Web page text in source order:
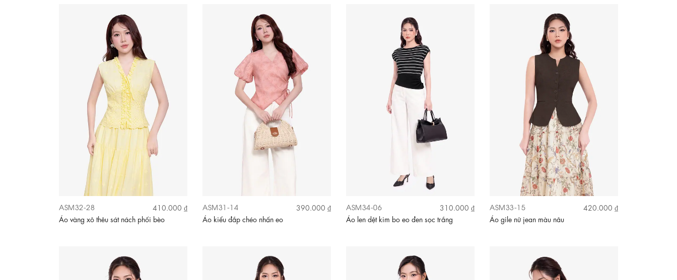
ASM32-28
410.000 ₫
Áo vàng xô thêu sát nách phối bèo
ASM31-14
390.000 ₫
Áo kiểu đắp chéo nhấn eo
ASM34-06
310.000 ₫
Áo len dệt kim bo eo đen sọc trắng
ASM33-15
420.000 ₫
Áo gile nữ jean màu nâu